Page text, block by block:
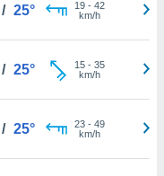
/ 25° 19- 42
km/h
/ 25° 15- 35
km/h
/ 25° 23- 49
km/h